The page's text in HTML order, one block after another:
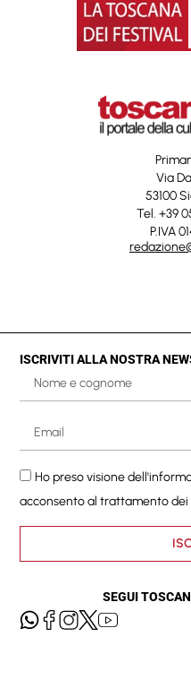
Via
53100
Tel. +39
P.IVA
ISCRIVITI ALLA NOSTRA
Ho preso visione
acconsento al trattamento dei
SEGUI